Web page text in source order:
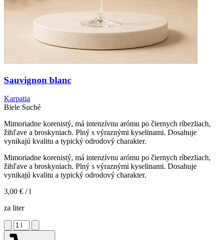
Sauvignon blanc
Karpatia
Biele Suché
Mimoriadne korenistý, má intenzívnu arómu po čiernych ríbezliach,
žihľave a broskyniach. Plný s výraznými kyselinami. Dosahuje
vynikajú kvalitu a typický odrodový charakter.
Mimoriadne korenistý, má intenzívnu arómu po čiernych ríbezliach,
žihľave a broskyniach. Plný s výraznými kyselinami. Dosahuje
vynikajú kvalitu a typický odrodový charakter.
3,00 € / l
za liter